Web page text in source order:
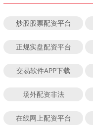
炒股股票配资平台
正规实盘配资平台
交易软件APP下载
场外配资非法
在线网上配资平台